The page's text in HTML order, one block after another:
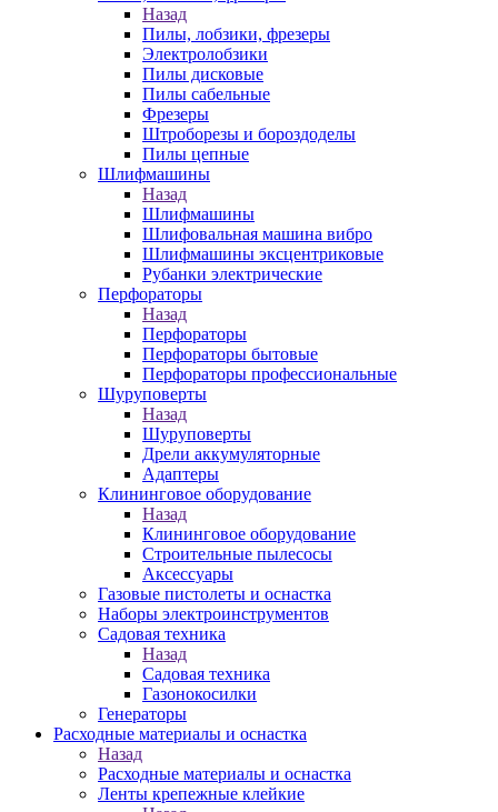
Назад
Пилы, лобзики, фрезеры
Электролобзики
Пилы дисковые
Пилы сабельные
Фрезеры
Штроборезы и бороздоделы
Пилы цепные
Шлифмашины
Назад
Шлифмашины
Шлифовальная машина вибро
Шлифмашины эксцентриковые
Рубанки электрические
Перфораторы
Назад
Перфораторы
Перфораторы бытовые
Перфораторы профессиональные
Шуруповерты
Назад
Шуруповерты
Дрели аккумуляторные
Адаптеры
Клининговое оборудование
Назад
Клининговое оборудование
Строительные пылесосы
Аксессуары
Газовые пистолеты и оснастка
Наборы электроинструментов
Садовая техника
Назад
Садовая техника
Газонокосилки
Генераторы
Расходные материалы и оснастка
Назад
Расходные материалы и оснастка
Ленты крепежные клейкие